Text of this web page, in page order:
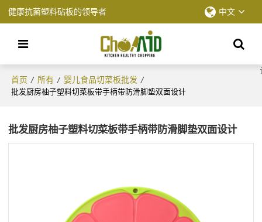
健康抗菌塑料砧板的领导者 中文
首页 / 所有 / 婴儿食品切菜板批发 /
批发厨房柚子塑料切菜板带手柄带防滑脚垫双面设计
批发厨房柚子塑料切菜板带手柄带防滑脚垫双面设计